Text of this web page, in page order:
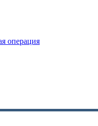
операция